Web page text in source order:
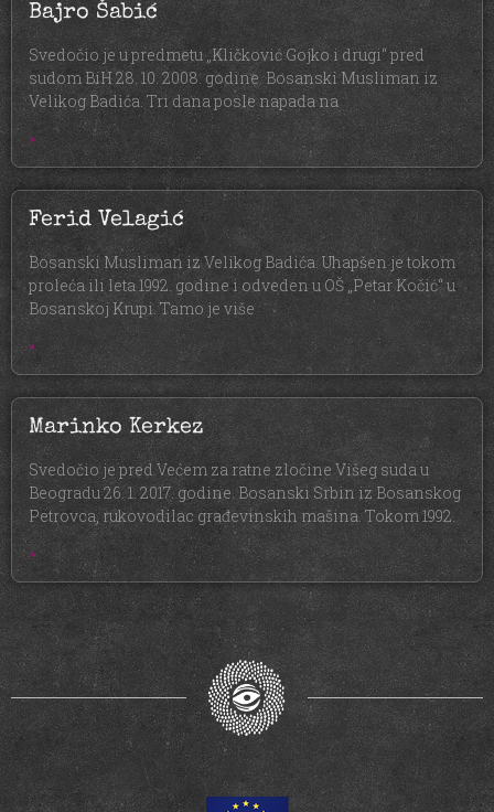
Bajro Šabić
Svedočio je u predmetu „Kličković Gojko i drugi“ pred
sudom BiH 28. 10. 2008. godine. Bosanski Musliman iz
Velikog Badića. Tri dana posle napada na
»
Ferid Velagić
Bosanski Musliman iz Velikog Badića. Uhapšen je tokom
proleća ili leta 1992. godine i odveden u OŠ „Petar Kočić“ u
Bosanskoj Krupi. Tamo je više
»
Marinko Kerkez
Svedočio je pred Većem za ratne zločine Višeg suda u
Beogradu 26. 1. 2017. godine. Bosanski Srbin iz Bosanskog
Petrovca, rukovodilac građevinskih mašina. Tokom 1992.
»